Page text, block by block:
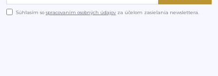
Súhlasím sospracovaním osobných údajov za účelom zasielania newslettera.